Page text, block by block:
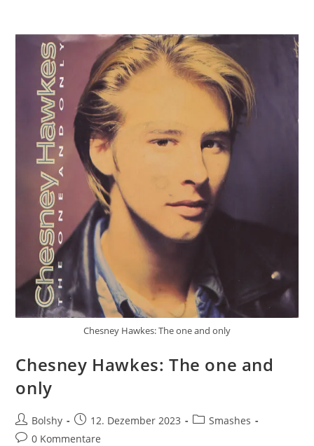
Chesney Hawkes: The one and only
Chesney Hawkes: The one and
only
Beitrags-
Autor:
Bolshy
Beitrag
veröffentlicht:
12. Dezember 2023
Beitrags-
Smashes
Beitrags-
0 Kommentare